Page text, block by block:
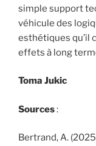
simple support
véhicule des
esthétiques qu’il
effets à long
Toma Jukic
Sources:
Bertrand, A.